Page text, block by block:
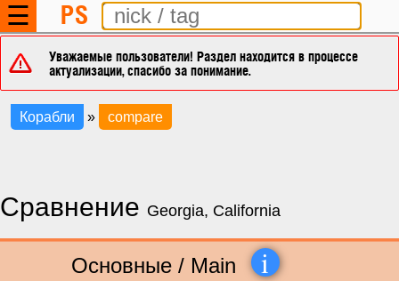
☰ PS
Уважаемые пользователи! Раздел находится в процессе
актуализации, спасибо за понимание.
Корабли » compare
Сравнение Georgia, California
Основные / Main i